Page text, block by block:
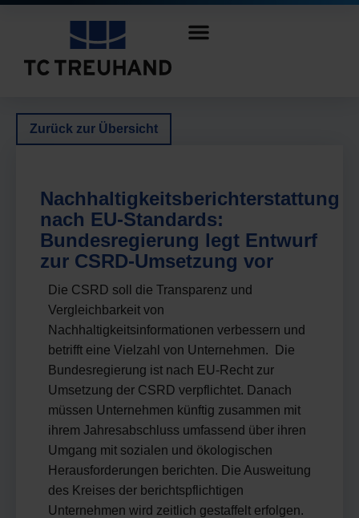
Zurück zur Übersicht
Nachhaltigkeitsberichterstattung
nach EU-Standards:
Bundesregierung legt Entwurf
zur CSRD-Umsetzung vor
Die CSRD soll die Transparenz und
Vergleichbarkeit von
Nachhaltigkeitsinformationen verbessern und
betrifft eine Vielzahl von Unternehmen. Die
Bundesregierung ist nach EU-Recht zur
Umsetzung der CSRD verpflichtet. Danach
müssen Unternehmen künftig zusammen mit
ihrem Jahresabschluss umfassend über ihren
Umgang mit sozialen und ökologischen
Herausforderungen berichten. Die Ausweitung
des Kreises der berichtspflichtigen
Unternehmen wird zeitlich gestaffelt erfolgen.